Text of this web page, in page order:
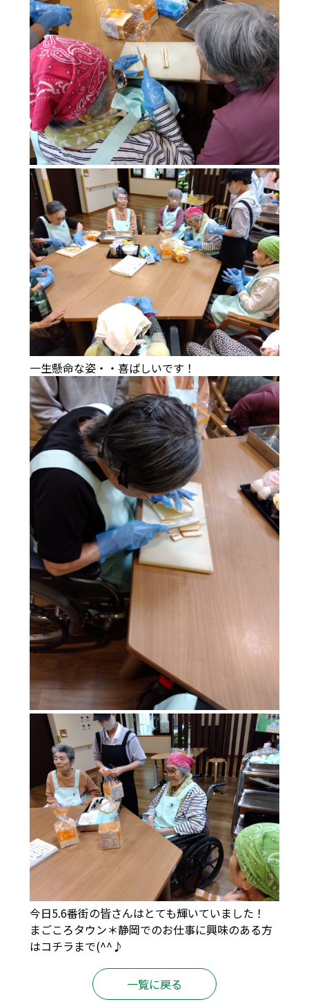
一生懸命な姿・・喜ばしいです！
今日5.6番街の皆さんはとても輝いていました！
まごころタウン＊静岡でのお仕事に興味のある方
はコチラ まで(^^♪
一覧に戻る